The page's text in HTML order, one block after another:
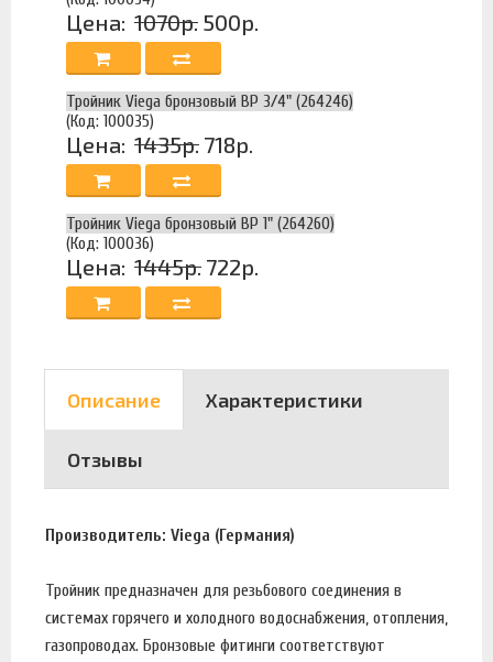
Цена: 1070р. 500р.
Тройник Viega бронзовый ВР 3/4" (264246)
(Код: 100035)
Цена: 1435р. 718р.
Тройник Viega бронзовый ВР 1" (264260)
(Код: 100036)
Цена: 1445р. 722р.
Описание Характеристики
Отзывы
Производитель: Viega (Германия)
Тройник предназначен для резьбового соединения в
системах горячего и холодного водоснабжения, отопления,
газопроводах. Бронзовые фитинги соответствуют